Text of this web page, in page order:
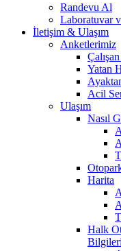
Randevu Al
Laboratuvar
İletişim & Ulaşım
Anketlerimiz
Yatan
Acil
Ulaşım
Nasıl
Harita
Halk
Bilgileri